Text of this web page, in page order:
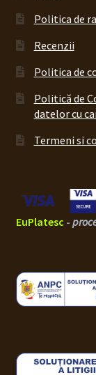
Politica de
Recenzii
Politica de
Politică de
datelor cu
Termeni si
EuPlatesc -